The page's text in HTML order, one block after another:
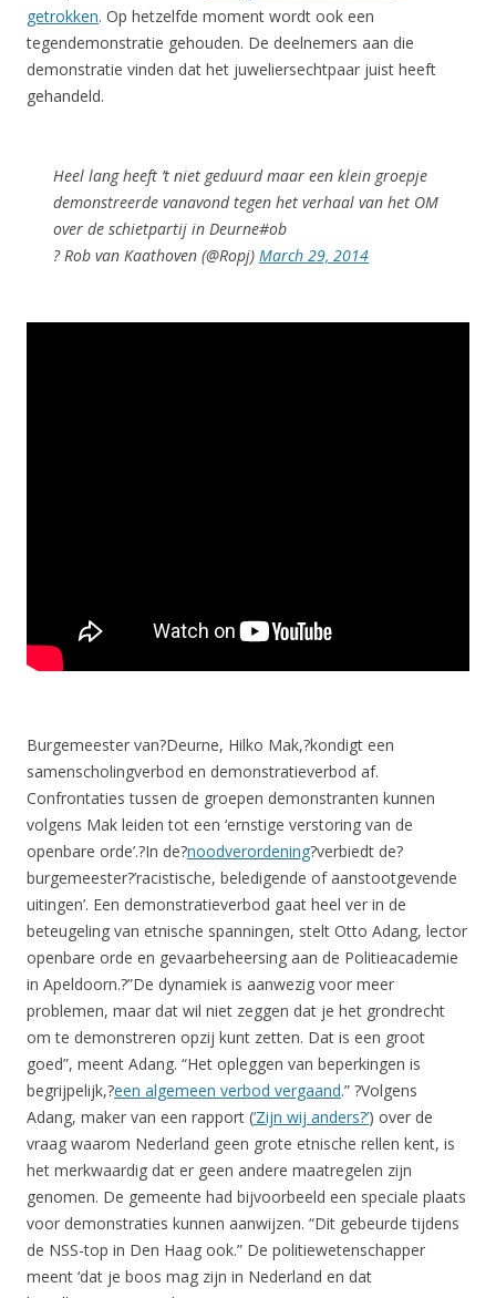
getrokken. Op hetzelfde moment wordt ook een
tegendemonstratie gehouden. De deelnemers aan die
demonstratie vinden dat het juweliersechtpaar juist heeft
gehandeld.
Heel lang heeft ’t niet geduurd maar een klein groepje
demonstreerde vanavond tegen het verhaal van het OM
over de schietpartij in Deurne#ob
? Rob van Kaathoven (@Ropj) March 29, 2014
Burgemeester van?Deurne, Hilko Mak,?kondigt een
samenscholingverbod en demonstratieverbod af.
Confrontaties tussen de groepen demonstranten kunnen
volgens Mak leiden tot een ‘ernstige verstoring van de
openbare orde’.?In de?noodverordening?verbiedt de?
burgemeester?’racistische, beledigende of aanstootgevende
uitingen’. Een demonstratieverbod gaat heel ver in de
beteugeling van etnische spanningen, stelt Otto Adang, lector
openbare orde en gevaarbeheersing aan de Politieacademie
in Apeldoorn.?”De dynamiek is aanwezig voor meer
problemen, maar dat wil niet zeggen dat je het grondrecht
om te demonstreren opzij kunt zetten. Dat is een groot
goed”, meent Adang. “Het opleggen van beperkingen is
begrijpelijk,?een algemeen verbod vergaand.” ?Volgens
Adang, maker van een rapport (‘Zijn wij anders?’) over de
vraag waarom Nederland geen grote etnische rellen kent, is
het merkwaardig dat er geen andere maatregelen zijn
genomen. De gemeente had bijvoorbeeld een speciale plaats
voor demonstraties kunnen aanwijzen. “Dit gebeurde tijdens
de NSS-top in Den Haag ook.” De politiewetenschapper
meent ‘dat je boos mag zijn in Nederland en dat